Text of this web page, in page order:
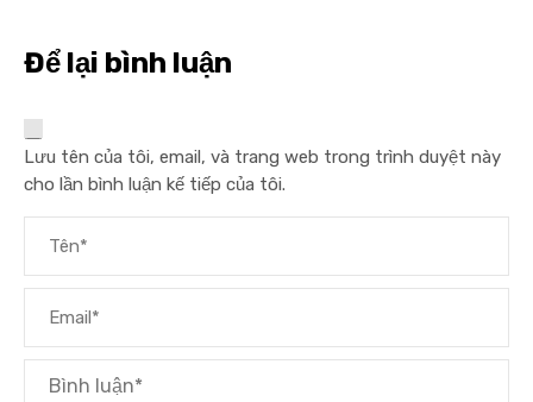
Để lại bình luận
Lưu tên của tôi, email, và trang web trong trình duyệt này
cho lần bình luận kế tiếp của tôi.